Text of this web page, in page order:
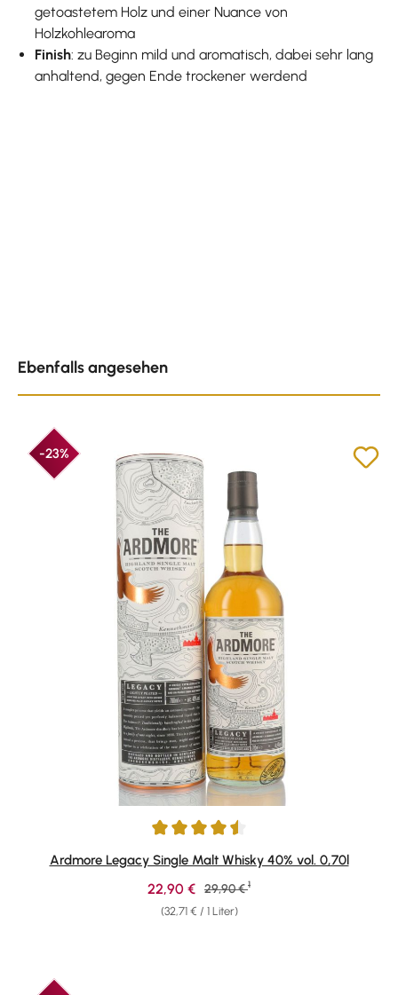
getoastetem Holz und einer Nuance von
Holzkohlearoma
Finish: zu Beginn mild und aromatisch, dabei sehr lang
anhaltend, gegen Ende trockener werdend
Ebenfalls angesehen
-23%
Durchschnittliche Bewertung von 4.61 von 5 Sternen
Ardmore Legacy Single Malt Whisky 40% vol. 0,70l
(32,71 € / 1 Liter)
Verkaufspreis:
22,90 € Regulärer Preis:
29,90 € 1